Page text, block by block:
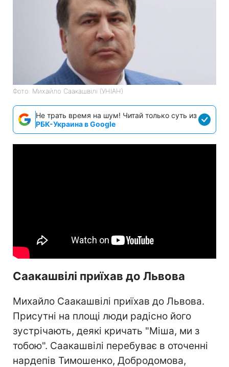
Фото: Михайло Саакашвілі (УНІАН)
Не трать время на шум! Читай только суть из
РБК-Украина в Google
Саакашвілі приїхав до Львова
Михайло Саакашвілі приїхав до Львова.
Присутні на площі люди радісно його
зустрічають, деякі кричать "Міша, ми з
тобою". Саакашвілі перебуває в оточенні
нардепів Тимошенко, Добродомова,